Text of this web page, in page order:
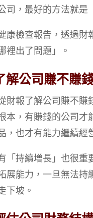
司，最好的方法就是
康檢查報告，透過財
裡出了問題」。
解公司賺不賺
財報了解公司賺不賺
本，有賺錢的公司才
，也才有能力繼續經
「持續增長」也很重
展能力，一旦無法持
下坡。